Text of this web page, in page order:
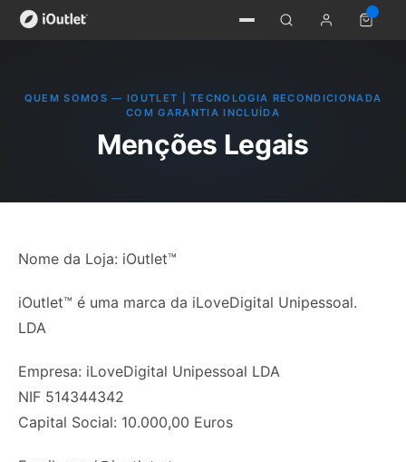
QUEM SOMOS — IOUTLET | TECNOLOGIA RECONDICIONADA
COM GARANTIA INCLUÍDA
Menções Legais
Nome da Loja: iOutlet™
iOutlet™ é uma marca da iLoveDigital Unipessoal.
LDA
Empresa: iLoveDigital Unipessoal LDA
NIF 514344342
Capital Social: 10.000,00 Euros